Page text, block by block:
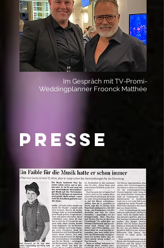
Im Gespräch mit TV-Promi-
Weddingplanner Froonck Matthée
PRESSE